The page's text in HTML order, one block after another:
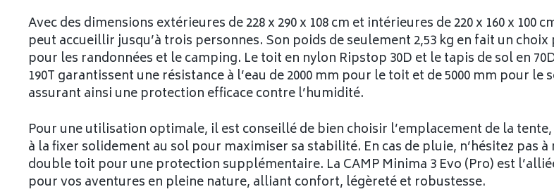
Avec des dimensions extérieures de 228 x 290 x 108 cm et intérieures de 220 x 160 x 100
peut accueillir jusqu’à trois personnes. Son poids de seulement 2,53 kg en fait un
pour les randonnées et le camping. Le toit en nylon Ripstop 30D et le tapis de sol en
190T garantissent une résistance à l’eau de 2000 mm pour le toit et de 5000 mm pour le
assurant ainsi une protection efficace contre l’humidité.
Pour une utilisation optimale, il est conseillé de bien choisir l’emplacement de la
à la fixer solidement au sol pour maximiser sa stabilité. En cas de pluie, n’hésitez pas
double toit pour une protection supplémentaire. La CAMP Minima 3 Evo (Pro) est
pour vos aventures en pleine nature, alliant confort, légèreté et robustesse.